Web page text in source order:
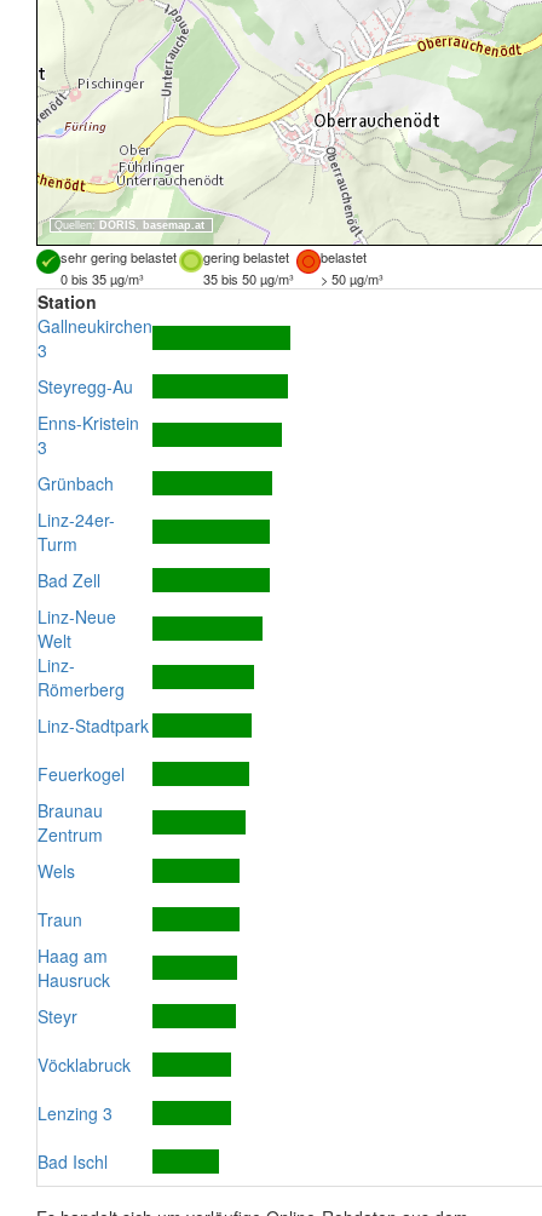
Quellen: DORIS, basemap.at
sehr gering belastet gering belastet
belastet
0 bis 35 µg/m³
35 bis 50 µg/m³ > 50 µg/m³
Station
Gallneukirchen
3
Steyregg-Au
Enns-Kristein
3
Grünbach
Linz-24er-
Turm
Bad Zell
Linz-Neue
Welt
Linz-
Römerberg
Linz-Stadtpark
Feuerkogel
Braunau
Zentrum
Wels
Traun
Haag am
Hausruck
Steyr
Vöcklabruck
Lenzing 3
Bad Ischl